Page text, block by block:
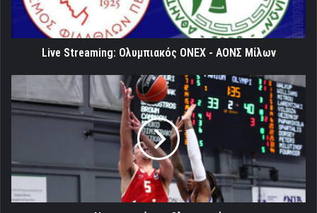
Μίλων
Live Streaming: Ολυμπιακός ONEX - ΑΟΝΣ Μίλων
«Νοσοκομείο»
ο
Ολυμπιακός